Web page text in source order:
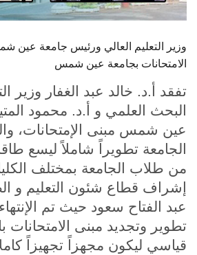
سجل الان
وزير التعليم العالي ورئيس جامعة عين
الامتحانات بجامعة عين شمس
تفقد أ.د. خالد عبد الغفار وزير
البحث العلمي و أ.د. محمود
عين شمس مبنى الإمتحانات،
الجامعة تطويراً شاملاً ليسع
من طلاب الجامعة بمختلف
إشراف قطاع شئون التعليم و
عبد الفتاح سعود حيث تم
تطوير وتجديد مبنى
قياسي ليكون مجهزاً تجهيزاً